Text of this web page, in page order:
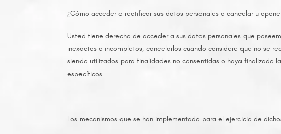
¿Cómo acceder o rectificar sus datos personales o cancelar u
Usted tiene derecho de acceder a sus datos personales que
inexactos o incompletos; cancelarlos cuando considere que no se
siendo utilizados para finalidades no consentidas o haya finalizado
específicos.
Los mecanismos que se han implementado para el ejercicio de